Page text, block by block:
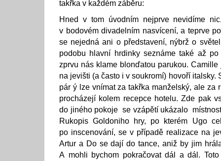
takřka v každém záběru:
Hned v tom úvodním nejprve nevidíme
v bodovém divadelním nasvícení, a teprve
se nejedná ani o představení, nýbrž o
podobu hlavní hrdinky seznáme také až
zprvu nás klame blonďatou parukou.
na jevišti (a často i v soukromí) hovoří italsky.
pár ý lze vnímat za takřka manželský, ale za
procházejí kolem recepce hotelu. Zde pak
do jiného pokoje se vzápětí ukázalo
Rukopis Goldoniho hry, po kterém Ugo
po inscenování, se v případě realizace na
Artur a Do se dají do tance, aniž by jim
A mohli bychom pokračovat dál a dál.